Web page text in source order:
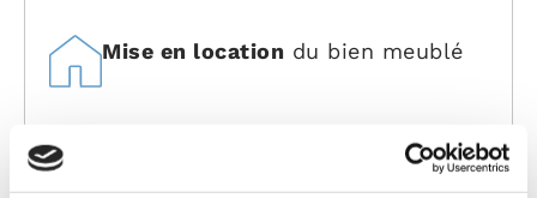
Mise en location du bien meublé
sous le statut